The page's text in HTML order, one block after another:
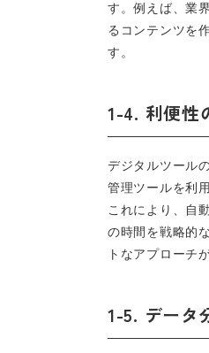
す。例えば、業
るコンテンツを
す。
1-4. 利便性
デジタルツール
管理ツールを利
これにより、自
の時間を戦略的
トなアプローチ
1-5. データ